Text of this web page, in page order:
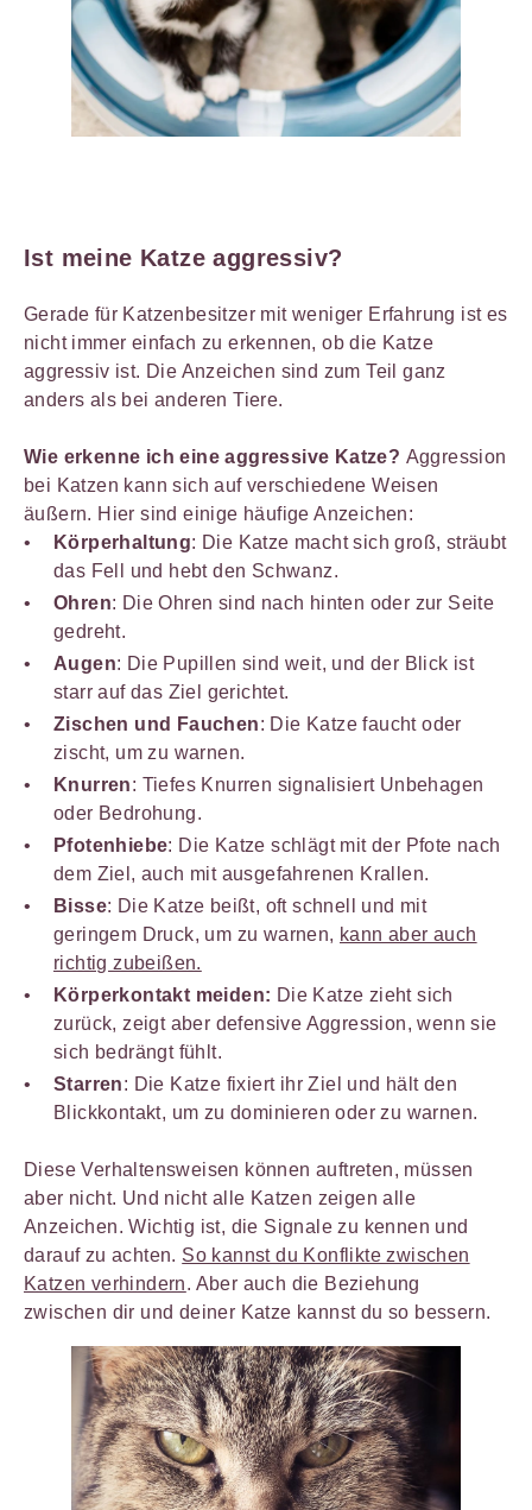
Ist meine Katze aggressiv?
Gerade für Katzenbesitzer mit weniger Erfahrung ist es
nicht immer einfach zu erkennen, ob die Katze
aggressiv ist. Die Anzeichen sind zum Teil ganz
anders als bei anderen Tiere.
Wie erkenne ich eine aggressive Katze? Aggression
bei Katzen kann sich auf verschiedene Weisen
äußern. Hier sind einige häufige Anzeichen:
Körperhaltung: Die Katze macht sich groß, sträubt
das Fell und hebt den Schwanz.
Ohren: Die Ohren sind nach hinten oder zur Seite
gedreht.
Augen: Die Pupillen sind weit, und der Blick ist
starr auf das Ziel gerichtet.
Zischen und Fauchen: Die Katze faucht oder
zischt, um zu warnen.
Knurren: Tiefes Knurren signalisiert Unbehagen
oder Bedrohung.
Pfotenhiebe: Die Katze schlägt mit der Pfote nach
dem Ziel, auch mit ausgefahrenen Krallen.
Bisse: Die Katze beißt, oft schnell und mit
geringem Druck, um zu warnen, kann aber auch
richtig zubeißen.
Körperkontakt meiden: Die Katze zieht sich
zurück, zeigt aber defensive Aggression, wenn sie
sich bedrängt fühlt.
Starren: Die Katze fixiert ihr Ziel und hält den
Blickkontakt, um zu dominieren oder zu warnen.
Diese Verhaltensweisen können auftreten, müssen
aber nicht. Und nicht alle Katzen zeigen alle
Anzeichen. Wichtig ist, die Signale zu kennen und
darauf zu achten. So kannst du Konflikte zwischen
Katzen verhindern. Aber auch die Beziehung
zwischen dir und deiner Katze kannst du so bessern.